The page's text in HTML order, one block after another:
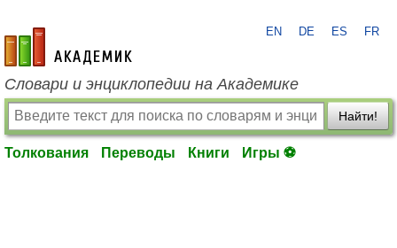
academic.ru
EN DE ES FR
Словари и энциклопедии на Академике
Найти!
Толкования Переводы Книги Игры ⚽